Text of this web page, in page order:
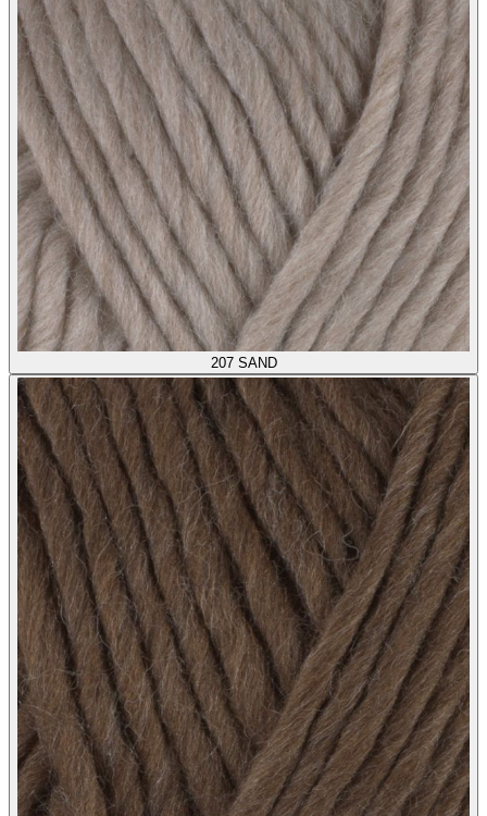
207 SAND